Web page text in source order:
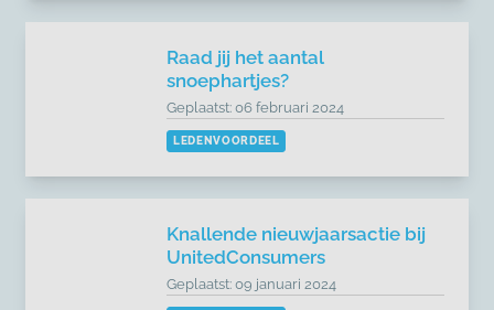
Raad jij het aantal
snoephartjes?
Geplaatst: 06 februari 2024
LEDENVOORDEEL
Knallende nieuwjaarsactie bij
UnitedConsumers
Geplaatst: 09 januari 2024